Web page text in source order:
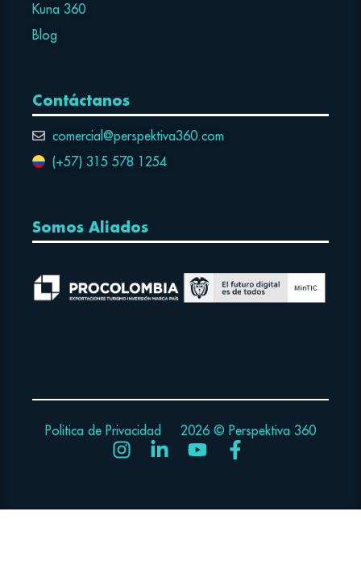
Kuna 360
Blog
Contáctanos
comercial@perspektiva360.com
(+57) 315 578 1254
Somos Aliados
Politica de Privacidad 2026 © Perspektiva 360